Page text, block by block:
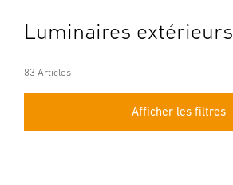
Recherche
Luminaires extérieurs
83 Articles
Afficher les filtres